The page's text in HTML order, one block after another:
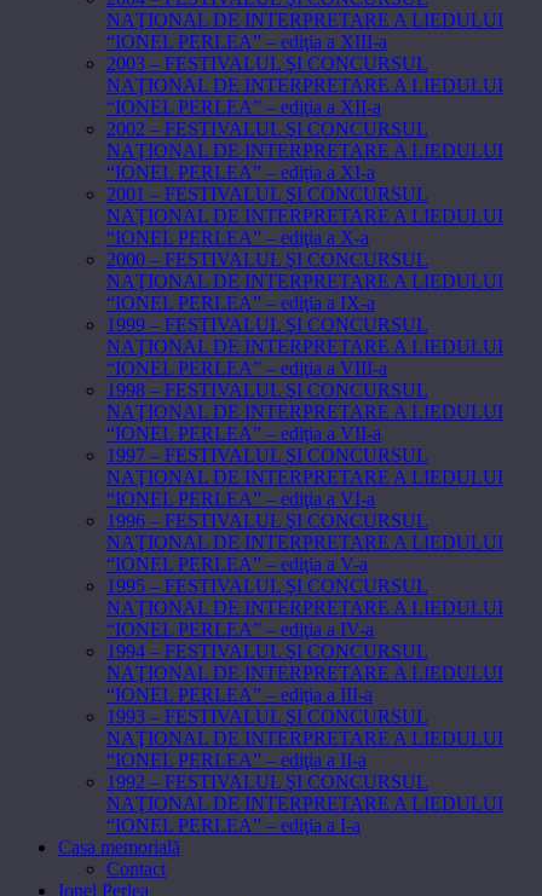
NAŢIONAL DE INTERPRETARE A LIEDULUI
“IONEL PERLEA” – ediţia a XIII-a
2003 – FESTIVALUL ŞI CONCURSUL
NAŢIONAL DE INTERPRETARE A LIEDULUI
“IONEL PERLEA” – ediţia a XII-a
2002 – FESTIVALUL ŞI CONCURSUL
NAŢIONAL DE INTERPRETARE A LIEDULUI
“IONEL PERLEA” – ediţia a XI-a
2001 – FESTIVALUL ŞI CONCURSUL
NAŢIONAL DE INTERPRETARE A LIEDULUI
“IONEL PERLEA” – ediţia a X-a
2000 – FESTIVALUL ŞI CONCURSUL
NAŢIONAL DE INTERPRETARE A LIEDULUI
“IONEL PERLEA” – ediţia a IX-a
1999 – FESTIVALUL ŞI CONCURSUL
NAŢIONAL DE INTERPRETARE A LIEDULUI
“IONEL PERLEA” – ediţia a VIII-a
1998 – FESTIVALUL ŞI CONCURSUL
NAŢIONAL DE INTERPRETARE A LIEDULUI
“IONEL PERLEA” – ediţia a VII-a
1997 – FESTIVALUL ŞI CONCURSUL
NAŢIONAL DE INTERPRETARE A LIEDULUI
“IONEL PERLEA” – ediţia a VI-a
1996 – FESTIVALUL ŞI CONCURSUL
NAŢIONAL DE INTERPRETARE A LIEDULUI
“IONEL PERLEA” – ediţia a V-a
1995 – FESTIVALUL ŞI CONCURSUL
NAŢIONAL DE INTERPRETARE A LIEDULUI
“IONEL PERLEA” – ediţia a IV-a
1994 – FESTIVALUL ŞI CONCURSUL
NAŢIONAL DE INTERPRETARE A LIEDULUI
“IONEL PERLEA” – ediţia a III-a
1993 – FESTIVALUL ŞI CONCURSUL
NAŢIONAL DE INTERPRETARE A LIEDULUI
“IONEL PERLEA” – ediţia a II-a
1992 – FESTIVALUL ŞI CONCURSUL
NAŢIONAL DE INTERPRETARE A LIEDULUI
“IONEL PERLEA” – ediţia a I-a
Casa memorială
Contact
Ionel Perlea